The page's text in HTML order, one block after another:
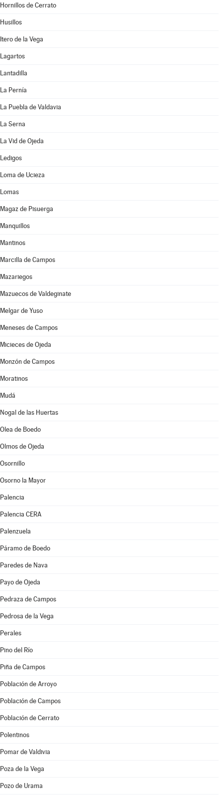
Hornillos de Cerrato
Husillos
Itero de la Vega
Lagartos
Lantadilla
La Pernía
La Puebla de Valdavia
La Serna
La Vid de Ojeda
Ledigos
Loma de Ucieza
Lomas
Magaz de Pisuerga
Manquillos
Mantinos
Marcilla de Campos
Mazariegos
Mazuecos de Valdeginate
Melgar de Yuso
Meneses de Campos
Micieces de Ojeda
Monzón de Campos
Moratinos
Mudá
Nogal de las Huertas
Olea de Boedo
Olmos de Ojeda
Osornillo
Osorno la Mayor
Palencia
Palencia CERA
Palenzuela
Páramo de Boedo
Paredes de Nava
Payo de Ojeda
Pedraza de Campos
Pedrosa de la Vega
Perales
Pino del Río
Piña de Campos
Población de Arroyo
Población de Campos
Población de Cerrato
Polentinos
Pomar de Valdivia
Poza de la Vega
Pozo de Urama